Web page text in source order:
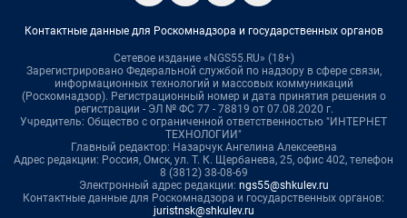
Контактные данные для Роскомнадзора и государственных органов
Сетевое издание «NGS55.RU» (18+)
Зарегистрировано Федеральной службой по надзору в сфере связи,
информационных технологий и массовых коммуникаций
(Роскомнадзор). Регистрационный номер и дата принятия решения о
регистрации - ЭЛ № ФС 77 - 78819 от 07.08.2020 г.
Учредитель: Общество с ограниченной ответственностью "ИНТЕРНЕТ
ТЕХНОЛОГИИ"
Главный редактор: Назарчук Ангелина Алексеевна
Адрес редакции: Россия, Омск, ул. Т. К. Щербанева, 25, офис 402, телефон
8 (3812) 38-08-69
Электронный адрес редакции: ngs55@shkulev.ru
Контактные данные для Роскомнадзора и государственных органов:
juristnsk@shkulev.ru